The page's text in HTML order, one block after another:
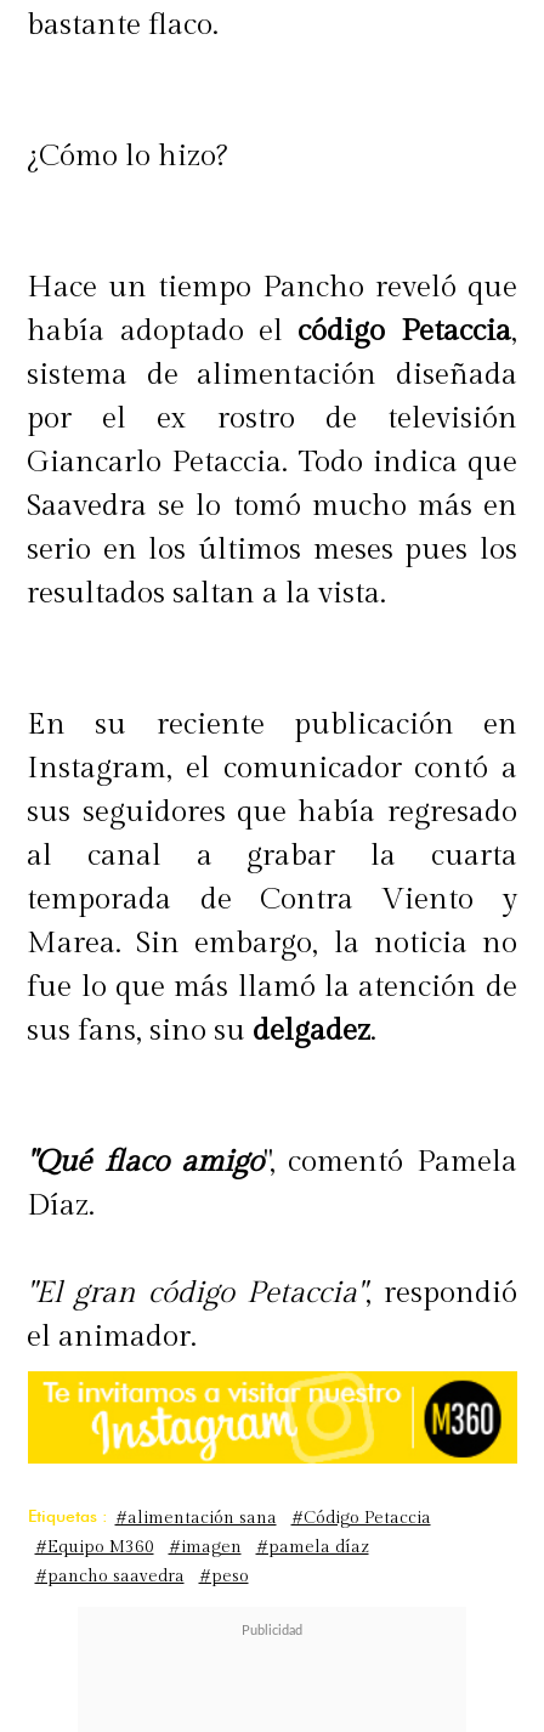
bastante flaco.
¿Cómo lo hizo?
Hace un tiempo Pancho reveló que
había adoptado el código Petaccia,
sistema de alimentación diseñada
por el ex rostro de televisión
Giancarlo Petaccia. Todo indica que
Saavedra se lo tomó mucho más en
serio en los últimos meses pues los
resultados saltan a la vista.
En su reciente publicación en
Instagram, el comunicador contó a
sus seguidores que había regresado
al canal a grabar la cuarta
temporada de Contra Viento y
Marea. Sin embargo, la noticia no
fue lo que más llamó la atención de
sus fans, sino su delgadez.
"Qué flaco amigo", comentó Pamela
Díaz.
"El gran código Petaccia", respondió
el animador.
Etiquetas : #alimentación sana
#Código Petaccia
#Equipo M360
#imagen
#pamela díaz
#pancho saavedra
#peso